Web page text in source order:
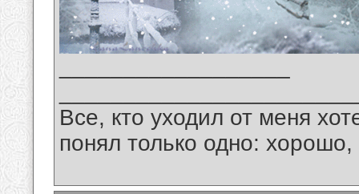
Все, кто уходил от меня
понял только одно: